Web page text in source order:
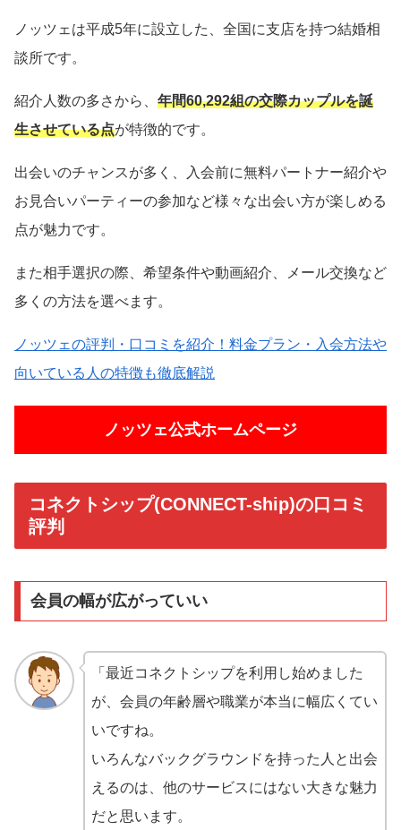
ノッツェは平成5年に設立した、全国に支店を持つ結婚相
談所です。
紹介人数の多さから、 年間60,292組の交際カップルを誕
生させている点が特徴的です。
出会いのチャンスが多く、入会前に無料パートナー紹介や
お見合いパーティーの参加など様々な出会い方が楽しめる
点が魅力です。
また相手選択の際、希望条件や動画紹介、メール交換など
多くの方法を選べます。
ノッツェの評判・口コミを紹介！料金プラン・入会方法や
向いている人の特徴も徹底解説
ノッツェ公式ホームページ
コネクトシップ(CONNECT-ship)の口コミ
評判
会員の幅が広がっていい
「最近コネクトシップを利用し始めました
が、会員の年齢層や職業が本当に幅広くてい
いですね。
いろんなバックグラウンドを持った人と出会
えるのは、他のサービスにはない大きな魅力
だと思います。